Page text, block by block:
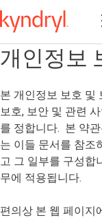
개인정보
본 개인정보 보호 및
보호, 보안 및 관련
를 정합니다. 본 약
는 이들 문서를 참조
고 그 일부를 구성합
무에 적용됩니다.
편의상 본 웹 페이지